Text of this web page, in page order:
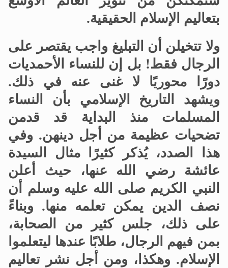
بتعاليم الإسلام الحقيقية.
ولا تتخيلن أن التبليغ واجب يقتصر على
الرجال فقط! بل إن للنساء الأحمديات
دورًا محوريًا لا غنى عنه في ذلك.
ويشهد التاريخ الإسلامي بأن النساء
المسلمات منذ البداية قد قدمن
تضحيات عظيمة من أجل دينهن. وفي
هذا الصدد، يُذكر كثيرًا مثال السيدة
عائشة رضي الله عنها، حيث أعلن
النبي الكريم صلى الله عليه وسلم أن
نصف الدين يمكن تعلمه منها. وبناءً
على ذلك، جلس كثير من الصحابة،
بمن فيهم الرجال، طلابًا عندها ليتعلموا
الإسلام. وهكذا، ومن أجل نشر تعاليم